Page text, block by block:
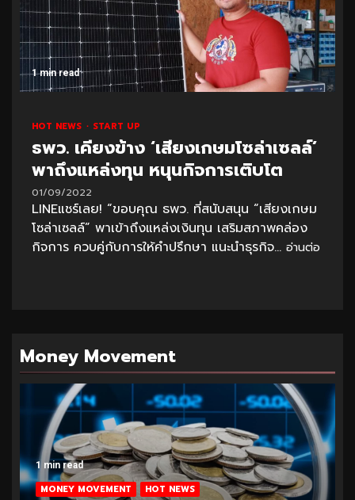
1 min read
HOT NEWS START UP
ธพว. เคียงข้าง ‘เสียงเกษมโซล่าเซลล์’
พาถึงแหล่งทุน หนุนกิจการเติบโต
01/09/2022
LINEแชร์เลย! “ขอบคุณ ธพว. ที่สนับสนุน “เสียงเกษม
โซล่าเซลล์” พาเข้าถึงแหล่งเงินทุน เสริมสภาพคล่อง
กิจการ ควบคู่กับการให้คำปรึกษา แนะนำธุรกิจ... อ่านต่อ
Money Movement
1 min read
MONEY MOVEMENT HOT NEWS